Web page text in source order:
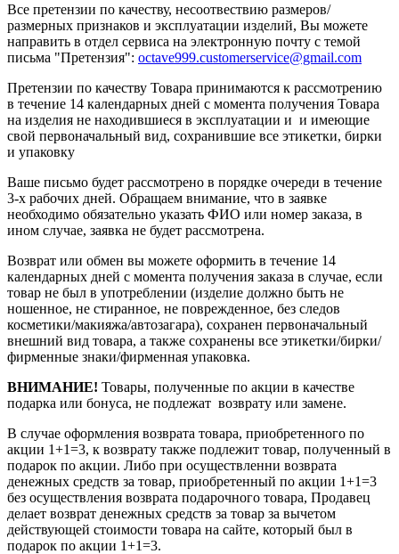
Все претензии по качеству, несоотвествию размеров/
размерных признаков и эксплуатации изделий, Вы можете
направить в отдел сервиса на электронную почту c темой
письма "Претензия": octave999.customerservice@gmail.com
Претензии по качеству Товара принимаются к рассмотрению
в течение 14 календарных дней с момента получения Товара
на изделия не находившиеся в эксплуатации и и имеющие
свой первоначальный вид, сохранившие все этикетки, бирки
и упаковку
Ваше письмо будет рассмотрено в порядке очереди в течение
3-х рабочих дней. Обращаем внимание, что в заявке
необходимо обязательно указать ФИО или номер заказа, в
ином случае, заявка не будет рассмотрена.
Возврат или обмен вы можете оформить в течение 14
календарных дней с момента получения заказа в случае, если
товар не был в употреблении (изделие должно быть не
ношенное, не стиранное, не поврежденное, без следов
косметики/макияжа/автозагара), сохранен первоначальный
внешний вид товара, а также сохранены все этикетки/бирки/
фирменные знаки/фирменная упаковка.
ВНИМАНИЕ! Товары, полученные по акции в качестве
подарка или бонуса, не подлежат возврату или замене.
В случае оформления возврата товара, приобретенного по
акции 1+1=3, к возврату также подлежит товар, полученный в
подарок по акции. Либо при осуществленни возврата
денежных средств за товар, приобретенный по акции 1+1=3
без осуществления возврата подарочного товара, Продавец
делает возврат денежных средств за товар за вычетом
действующей стоимости товара на сайте, который был в
подарок по акции 1+1=3.